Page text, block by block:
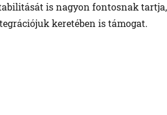
is nagyon fontosnak
keretében is támogat.